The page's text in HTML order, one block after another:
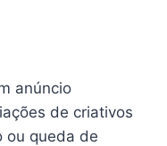
anúncio
de criativos
ou queda de